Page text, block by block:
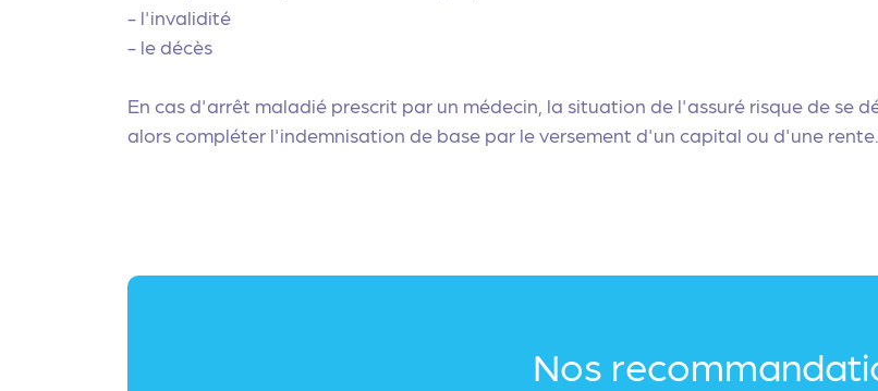
- l'invalidité
- le décès
En cas d'arrêt maladié prescrit par un médecin, la situation de l'assuré risque de se
alors compléter l'indemnisation de base par le versement d'un capital ou d'une rente.
Nos